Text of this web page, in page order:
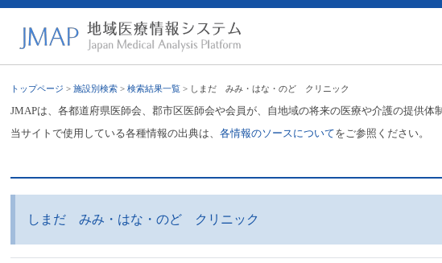
トップページ >施設別検索 >検索結果一覧 > しまだ みみ・はな・のど クリニック
JMAPは、各都道府県医師会、郡市区医師会や会員が、自地域の将来の医療や介護の提供
当サイトで使用している各種情報の出典は、各情報のソースについてをご参照ください。
しまだ みみ・はな・のど クリニック